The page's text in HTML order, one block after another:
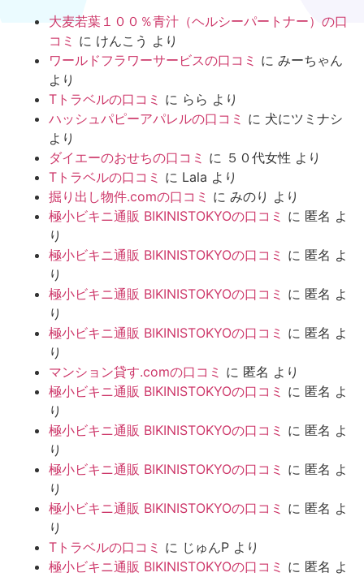
大麦若葉１００％青汁（ヘルシーパートナー）の口
コミ に けんこう より
ワールドフラワーサービスの口コミ に みーちゃん
より
Tトラベルの口コミ に らら より
ハッシュパピーアパレルの口コミ に 犬にツミナシ
より
ダイエーのおせちの口コミ に ５０代女性 より
Tトラベルの口コミ に Lala より
掘り出し物件.comの口コミ に みのり より
極小ビキニ通販 BIKINISTOKYOの口コミ に 匿名 よ
り
極小ビキニ通販 BIKINISTOKYOの口コミ に 匿名 よ
り
極小ビキニ通販 BIKINISTOKYOの口コミ に 匿名 よ
り
極小ビキニ通販 BIKINISTOKYOの口コミ に 匿名 よ
り
マンション貸す.comの口コミ に 匿名 より
極小ビキニ通販 BIKINISTOKYOの口コミ に 匿名 よ
り
極小ビキニ通販 BIKINISTOKYOの口コミ に 匿名 よ
り
極小ビキニ通販 BIKINISTOKYOの口コミ に 匿名 よ
り
極小ビキニ通販 BIKINISTOKYOの口コミ に 匿名 よ
り
Tトラベルの口コミ に じゅんP より
極小ビキニ通販 BIKINISTOKYOの口コミ に 匿名 よ